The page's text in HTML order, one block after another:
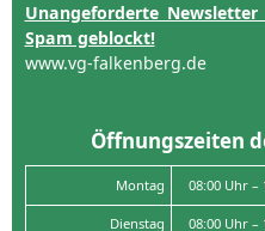
Unangeforderte
Spam geblockt!
www.vg-falkenberg.de
Öffnungszeiten
Montag 08:00 Uhr –
Dienstag 08:00 Uhr –